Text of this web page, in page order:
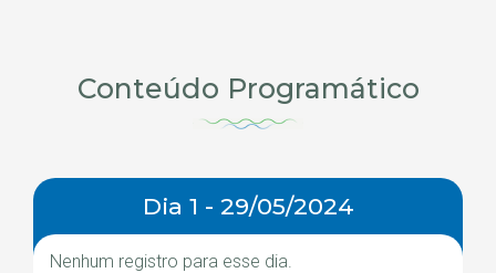
Conteúdo Programático
Dia 1 - 29/05/2024
Nenhum registro para esse dia.